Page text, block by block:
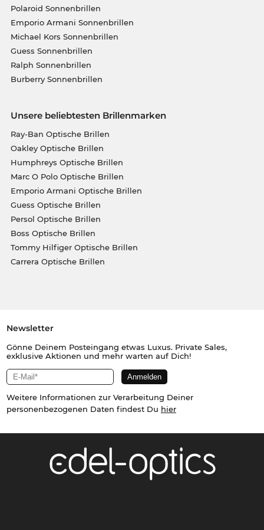
Polaroid Sonnenbrillen
Emporio Armani Sonnenbrillen
Michael Kors Sonnenbrillen
Guess Sonnenbrillen
Ralph Sonnenbrillen
Burberry Sonnenbrillen
Unsere beliebtesten Brillenmarken
Ray-Ban Optische Brillen
Oakley Optische Brillen
Humphreys Optische Brillen
Marc O Polo Optische Brillen
Emporio Armani Optische Brillen
Guess Optische Brillen
Persol Optische Brillen
Boss Optische Brillen
Tommy Hilfiger Optische Brillen
Carrera Optische Brillen
Newsletter
Gönne Deinem Posteingang etwas Luxus. Private Sales,
exklusive Aktionen und mehr warten auf Dich!
Weitere Informationen zur Verarbeitung Deiner
personenbezogenen Daten findest Du hier